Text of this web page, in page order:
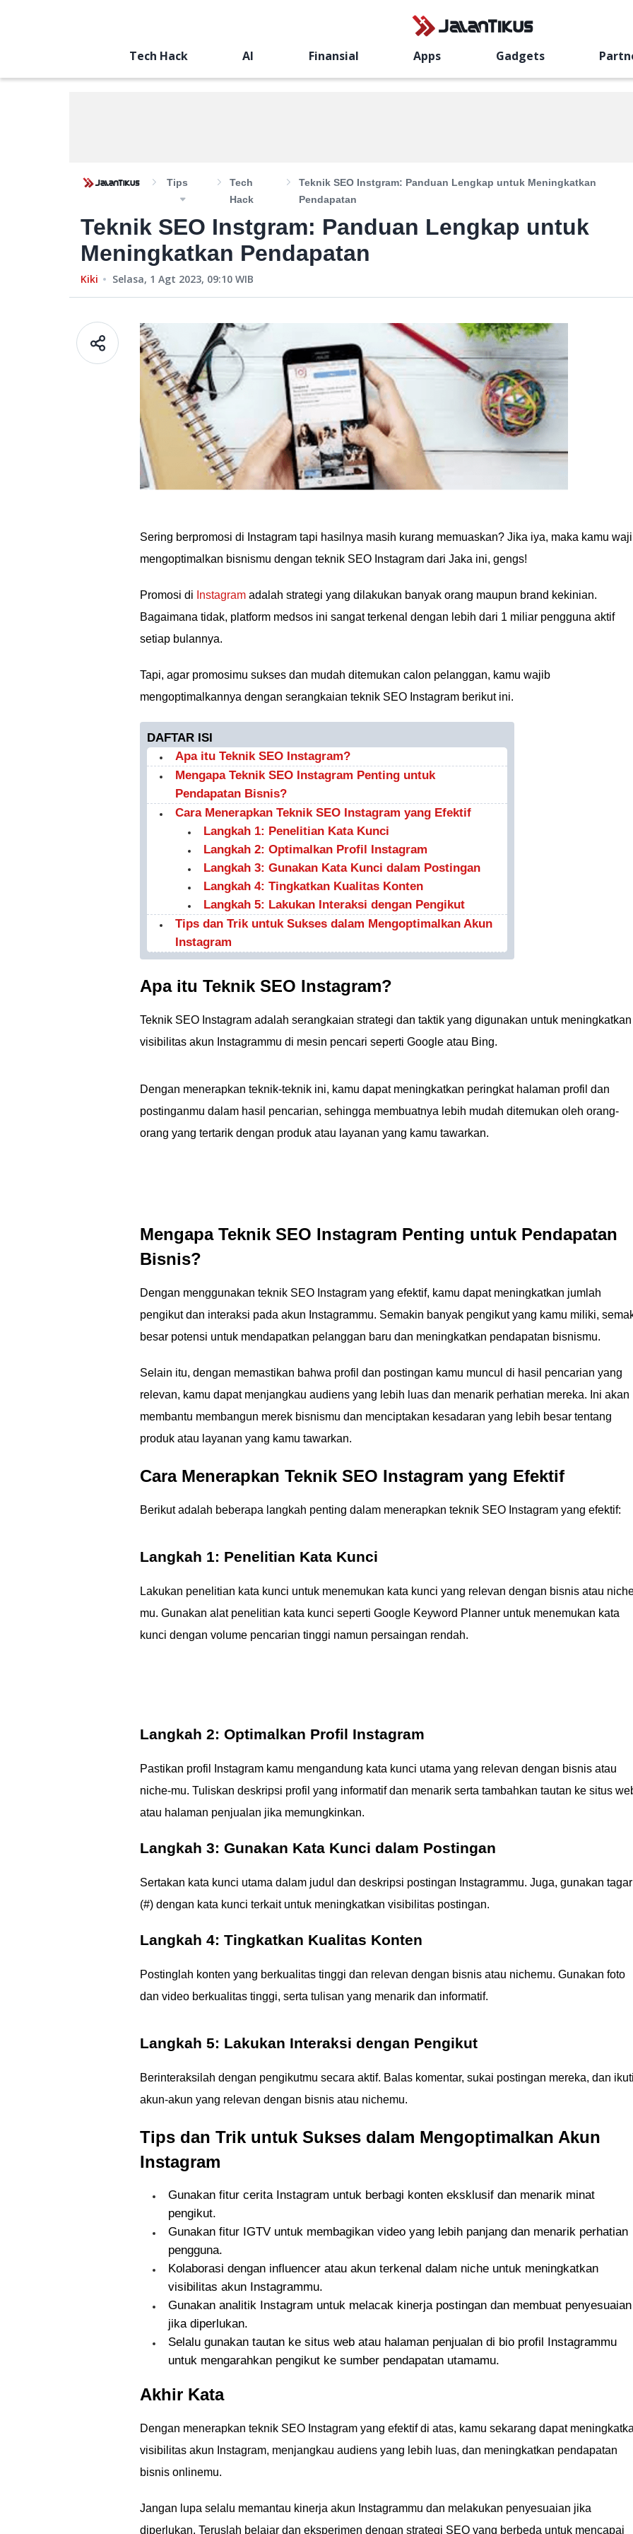
Tech Hack AI Finansial Apps Gadgets
Tips
Tech
Hack
Teknik SEO Instgram: Panduan Lengkap untuk Meningkatkan
Pendapatan
Teknik SEO Instgram: Panduan Lengkap untuk
Meningkatkan Pendapatan
Kiki Selasa, 1 Agt 2023, 09:10 WIB
Sering berpromosi di Instagram tapi hasilnya masih kurang memuaskan? Jika iya, maka kamu
mengoptimalkan bisnismu dengan teknik SEO Instagram dari Jaka ini, gengs!
Promosi di Instagram adalah strategi yang dilakukan banyak orang maupun brand kekinian.
Bagaimana tidak, platform medsos ini sangat terkenal dengan lebih dari 1 miliar pengguna aktif
setiap bulannya.
Tapi, agar promosimu sukses dan mudah ditemukan calon pelanggan, kamu wajib
mengoptimalkannya dengan serangkaian teknik SEO Instagram berikut ini.
DAFTAR ISI
Apa itu Teknik SEO Instagram?
Mengapa Teknik SEO Instagram Penting untuk
Pendapatan Bisnis?
Cara Menerapkan Teknik SEO Instagram yang Efektif
Langkah 1: Penelitian Kata Kunci
Langkah 2: Optimalkan Profil Instagram
Langkah 3: Gunakan Kata Kunci dalam Postingan
Langkah 4: Tingkatkan Kualitas Konten
Langkah 5: Lakukan Interaksi dengan Pengikut
Tips dan Trik untuk Sukses dalam Mengoptimalkan Akun
Instagram
Apa itu Teknik SEO Instagram?
Teknik SEO Instagram adalah serangkaian strategi dan taktik yang digunakan untuk meningkatkan
visibilitas akun Instagrammu di mesin pencari seperti Google atau Bing.
Dengan menerapkan teknik-teknik ini, kamu dapat meningkatkan peringkat halaman profil dan
postinganmu dalam hasil pencarian, sehingga membuatnya lebih mudah ditemukan oleh orang-
orang yang tertarik dengan produk atau layanan yang kamu tawarkan.
Mengapa Teknik SEO Instagram Penting untuk Pendapatan
Bisnis?
Dengan menggunakan teknik SEO Instagram yang efektif, kamu dapat meningkatkan jumlah
pengikut dan interaksi pada akun Instagrammu. Semakin banyak pengikut yang kamu miliki,
besar potensi untuk mendapatkan pelanggan baru dan meningkatkan pendapatan bisnismu.
Selain itu, dengan memastikan bahwa profil dan postingan kamu muncul di hasil pencarian yang
relevan, kamu dapat menjangkau audiens yang lebih luas dan menarik perhatian mereka. Ini akan
membantu membangun merek bisnismu dan menciptakan kesadaran yang lebih besar tentang
produk atau layanan yang kamu tawarkan.
Cara Menerapkan Teknik SEO Instagram yang Efektif
Berikut adalah beberapa langkah penting dalam menerapkan teknik SEO Instagram yang efektif:
Langkah 1: Penelitian Kata Kunci
Lakukan penelitian kata kunci untuk menemukan kata kunci yang relevan dengan bisnis atau
mu. Gunakan alat penelitian kata kunci seperti Google Keyword Planner untuk menemukan kata
kunci dengan volume pencarian tinggi namun persaingan rendah.
Langkah 2: Optimalkan Profil Instagram
Pastikan profil Instagram kamu mengandung kata kunci utama yang relevan dengan bisnis atau
niche-mu. Tuliskan deskripsi profil yang informatif dan menarik serta tambahkan tautan ke situs
atau halaman penjualan jika memungkinkan.
Langkah 3: Gunakan Kata Kunci dalam Postingan
Sertakan kata kunci utama dalam judul dan deskripsi postingan Instagrammu. Juga, gunakan tagar
(#) dengan kata kunci terkait untuk meningkatkan visibilitas postingan.
Langkah 4: Tingkatkan Kualitas Konten
Postinglah konten yang berkualitas tinggi dan relevan dengan bisnis atau nichemu. Gunakan foto
dan video berkualitas tinggi, serta tulisan yang menarik dan informatif.
Langkah 5: Lakukan Interaksi dengan Pengikut
Berinteraksilah dengan pengikutmu secara aktif. Balas komentar, sukai postingan mereka, dan
akun-akun yang relevan dengan bisnis atau nichemu.
Tips dan Trik untuk Sukses dalam Mengoptimalkan Akun
Instagram
Gunakan fitur cerita Instagram untuk berbagi konten eksklusif dan menarik minat
pengikut.
Gunakan fitur IGTV untuk membagikan video yang lebih panjang dan menarik perhatian
pengguna.
Kolaborasi dengan influencer atau akun terkenal dalam niche untuk meningkatkan
visibilitas akun Instagrammu.
Gunakan analitik Instagram untuk melacak kinerja postingan dan membuat penyesuaian
jika diperlukan.
Selalu gunakan tautan ke situs web atau halaman penjualan di bio profil Instagrammu
untuk mengarahkan pengikut ke sumber pendapatan utamamu.
Akhir Kata
Dengan menerapkan teknik SEO Instagram yang efektif di atas, kamu sekarang dapat
visibilitas akun Instagram, menjangkau audiens yang lebih luas, dan meningkatkan pendapatan
bisnis onlinemu.
Jangan lupa selalu memantau kinerja akun Instagrammu dan melakukan penyesuaian jika
diperlukan. Teruslah belajar dan eksperimen dengan strategi SEO yang berbeda untuk mencapai